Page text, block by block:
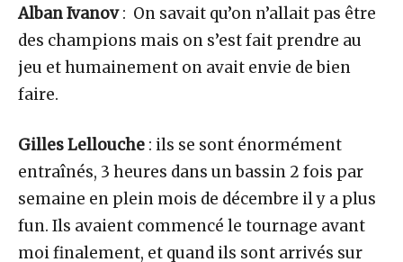
Alban Ivanov: On savait qu’on n’allait pas être
des champions mais on s’est fait prendre au
jeu et humainement on avait envie de bien
faire.
Gilles Lellouche : ils se sont énormément
entraînés, 3 heures dans un bassin 2 fois par
semaine en plein mois de décembre il y a plus
fun. Ils avaient commencé le tournage avant
moi finalement, et quand ils sont arrivés sur